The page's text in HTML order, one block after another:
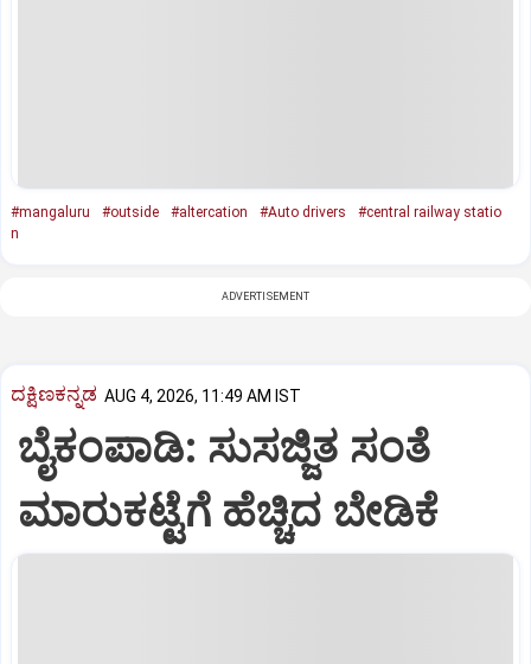
#mangaluru #outside #altercation #Auto drivers
#central railway statio
n
ADVERTISEMENT
ದಕ್ಷಿಣಕನ್ನಡ AUG 4, 2026, 11:49 AM IST
ಬೈಕಂಪಾಡಿ: ಸುಸಜ್ಜಿತ ಸಂತೆ
ಮಾರುಕಟ್ಟೆಗೆ ಹೆಚ್ಚಿದ ಬೇಡಿಕೆ